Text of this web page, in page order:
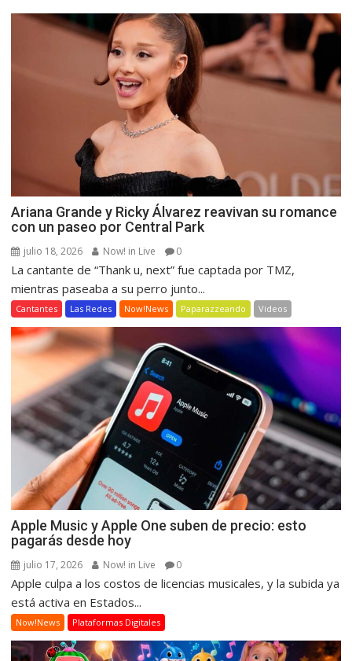
Ariana Grande y Ricky Álvarez reavivan su romance
con un paseo por Central Park
julio 18, 2026 Now! in Live 0
La cantante de “Thank u, next” fue captada por TMZ,
mientras paseaba a su perro junto...
Cantantes Las Redes Now!News Paparazzeando Videos
Apple Music y Apple One suben de precio: esto
pagarás desde hoy
julio 17, 2026 Now! in Live 0
Apple culpa a los costos de licencias musicales, y la subida ya
está activa en Estados...
Now!News Plataformas Digitales